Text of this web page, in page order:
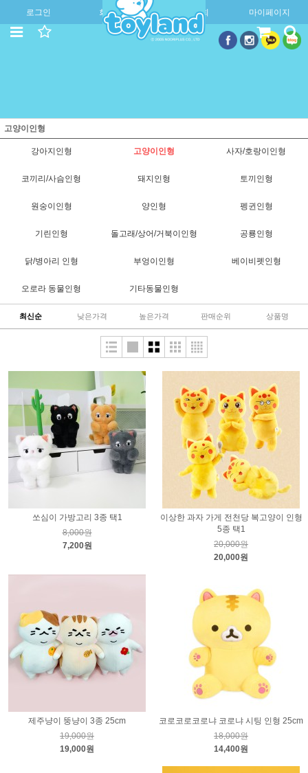
로그인 회원가입 주문조회 마이페이지
고양이인형
강아지인형 고양이인형 사자/호랑이인형
코끼리/사슴인형 돼지인형 토끼인형
원숭이인형 양인형 펭귄인형
기린인형 돌고래/상어/거북이인형 공룡인형
닭/병아리 인형 부엉이인형 베이비펫인형
오로라 동물인형 기타동물인형
최신순 낮은가격 높은가격 판매순위 상품명
쏘심이 가방고리 3종 택1
8,000원
7,200원
이상한 과자 가게 전천당 복고양이 인형
5종 택1
20,000원
20,000원
제주냥이 뚱냥이 3종 25cm
19,000원
19,000원
코로코로코로냐 코로냐 시팅 인형 25cm
18,000원
14,400원